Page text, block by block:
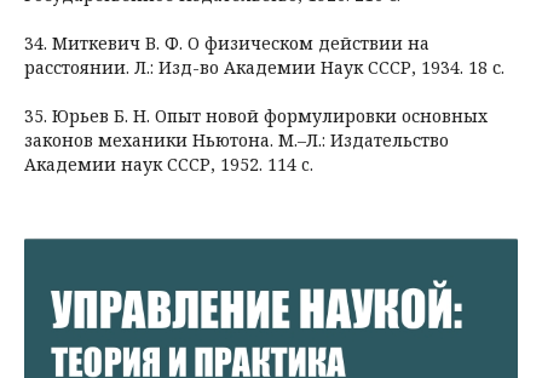
34. Миткевич В. Ф. О физическом действии на
расстоянии. Л.: Изд-во Академии Наук СССР, 1934. 18 с.
35. Юрьев Б. Н. Опыт новой формулировки основных
законов механики Ньютона. М.–Л.: Издательство
Академии наук СССР, 1952. 114 c.